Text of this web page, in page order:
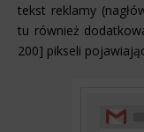
tekst reklamy
tu również
200] pikseli